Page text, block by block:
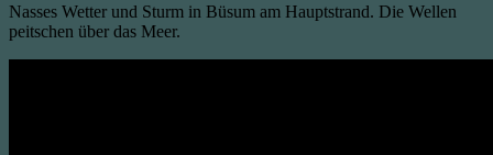
Nasses Wetter und Sturm in Büsum am Hauptstrand. Die Wellen
peitschen über das Meer.